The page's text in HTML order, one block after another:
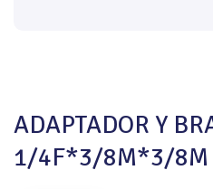
ADAPTADOR Y
1/4F*3/8M*3/8M